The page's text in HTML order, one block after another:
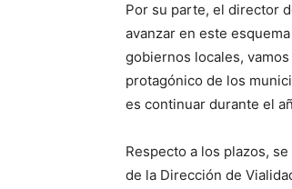
Por su parte, el director
avanzar en este
gobiernos locales,
protagónico de los
es continuar durante el
Respecto a los plazos,
de la Dirección de